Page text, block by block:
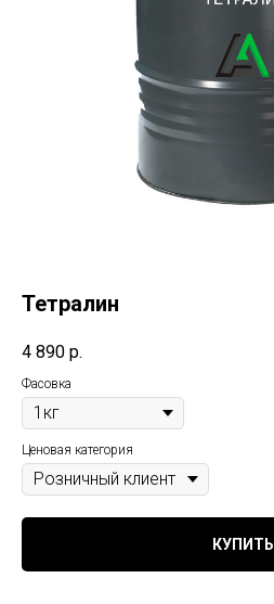
Тетралин
4 890 р.
Фасовка
Ценовая категория
КУПИТЬ